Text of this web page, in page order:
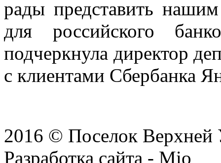
рады представить
для российского
подчеркнула директор
с клиентами Сбербанка
2016 © Поселок
Разработка сайта - Mio